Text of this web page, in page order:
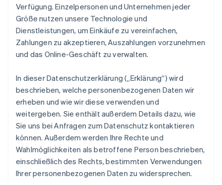
Verfügung. Einzelpersonen und Unternehmen jeder
Größe nutzen unsere Technologie und
Dienstleistungen, um Einkäufe zu vereinfachen,
Zahlungen zu akzeptieren, Auszahlungen vorzunehmen
und das Online-Geschäft zu verwalten.
In dieser Datenschutzerklärung („Erklärung“) wird
beschrieben, welche personenbezogenen Daten wir
erheben und wie wir diese verwenden und
weitergeben. Sie enthält außerdem Details dazu, wie
Sie uns bei Anfragen zum Datenschutz kontaktieren
können. Außerdem werden Ihre Rechte und
Wahlmöglichkeiten als betroffene Person beschrieben,
einschließlich des Rechts, bestimmten Verwendungen
Ihrer personenbezogenen Daten zu widersprechen.